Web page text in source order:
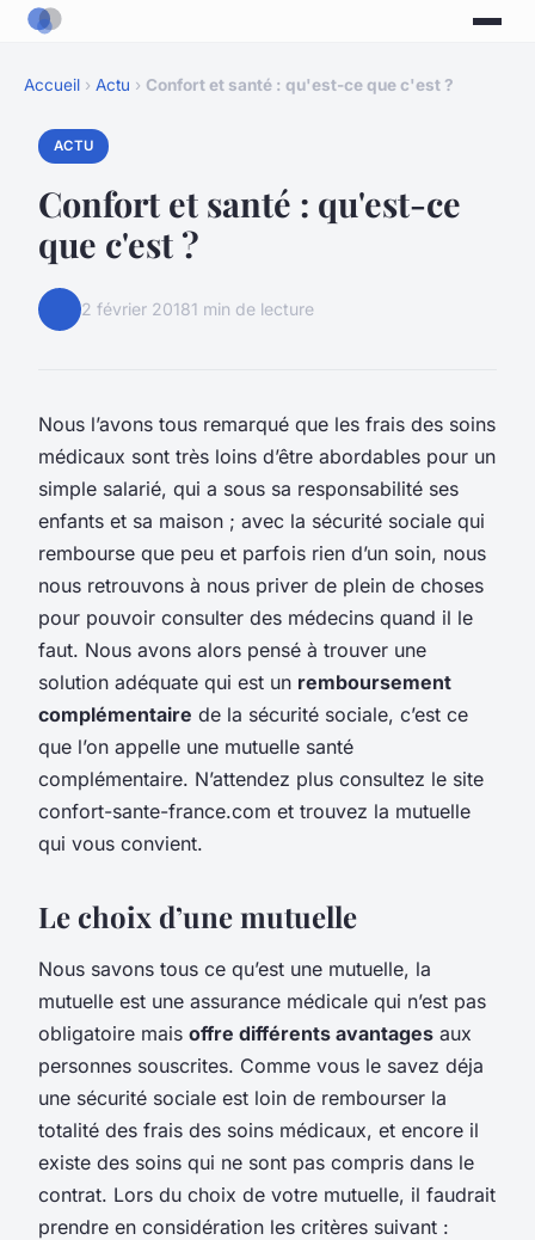
Accueil › Actu › Confort et santé : qu'est-ce que c'est ?
ACTU
Confort et santé : qu'est-ce
que c'est ?
2 février 20181 min de lecture
Nous l’avons tous remarqué que les frais des soins
médicaux sont très loins d’être abordables pour un
simple salarié, qui a sous sa responsabilité ses
enfants et sa maison ; avec la sécurité sociale qui
rembourse que peu et parfois rien d’un soin, nous
nous retrouvons à nous priver de plein de choses
pour pouvoir consulter des médecins quand il le
faut. Nous avons alors pensé à trouver une
solution adéquate qui est un remboursement
complémentaire de la sécurité sociale, c’est ce
que l’on appelle une mutuelle santé
complémentaire. N’attendez plus consultez le site
confort-sante-france.com et trouvez la mutuelle
qui vous convient.
Le choix d’une mutuelle
Nous savons tous ce qu’est une mutuelle, la
mutuelle est une assurance médicale qui n’est pas
obligatoire mais offre différents avantages aux
personnes souscrites. Comme vous le savez déja
une sécurité sociale est loin de rembourser la
totalité des frais des soins médicaux, et encore il
existe des soins qui ne sont pas compris dans le
contrat. Lors du choix de votre mutuelle, il faudrait
prendre en considération les critères suivant :